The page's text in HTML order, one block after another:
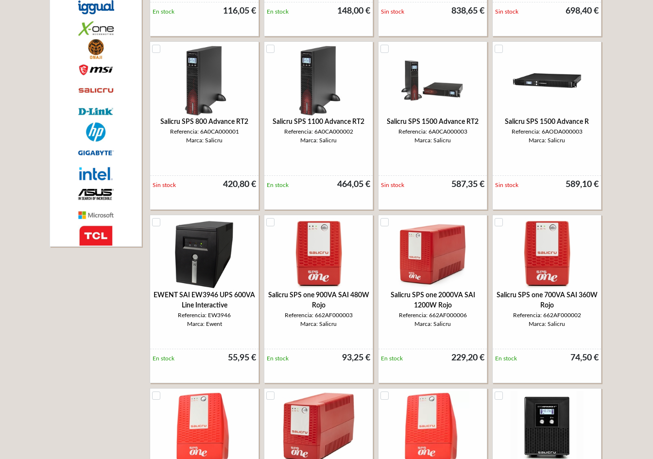
116,05 €
En stock 148,00 €
En stock 838,65 €
Sin stock 698,40 €
Sin stock
Salicru SPS 800 Advance RT2
Referencia: 6A0CA000001
Marca: Salicru
420,80 €
Sin stock
Salicru SPS 1100 Advance RT2
Referencia: 6A0CA000002
Marca: Salicru
464,05 €
En stock
Salicru SPS 1500 Advance RT2
Referencia: 6A0CA000003
Marca: Salicru
587,35 €
Sin stock
Salicru SPS 1500 Advance R
Referencia: 6AODA000003
Marca: Salicru
589,10 €
Sin stock
EWENT SAI EW3946 UPS 600VA
Line Interactive
Referencia: EW3946
Marca: Ewent
55,95 €
En stock
Salicru SPS one 900VA SAI 480W
Rojo
Referencia: 662AF000003
Marca: Salicru
93,25 €
En stock
Salicru SPS one 2000VA SAI
1200W Rojo
Referencia: 662AF000006
Marca: Salicru
229,20 €
En stock
Salicru SPS one 700VA SAI 360W
Rojo
Referencia: 662AF000002
Marca: Salicru
74,50 €
En stock